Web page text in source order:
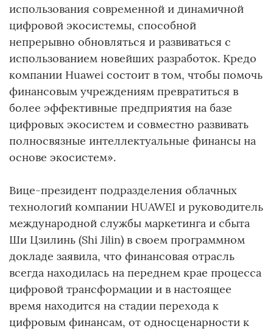
использования современной и динамичной
цифровой экосистемы, способной
непрерывно обновляться и развиваться с
использованием новейших разработок. Кредо
компании Huawei состоит в том, чтобы помочь
финансовым учреждениям превратиться в
более эффективные предприятия на базе
цифровых экосистем и совместно развивать
полносвязные интеллектуальные финансы на
основе экосистем».
Вице-президент подразделения облачных
технологий компании HUAWEI и руководитель
международной службы маркетинга и сбыта
Ши Цзилинь (Shi Jilin) в своем программном
докладе заявила, что финансовая отрасль
всегда находилась на переднем крае процесса
цифровой трансформации и в настоящее
время находится на стадии перехода к
цифровым финансам, от односценарности к